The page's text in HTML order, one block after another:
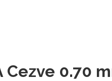
Cezve 0.70